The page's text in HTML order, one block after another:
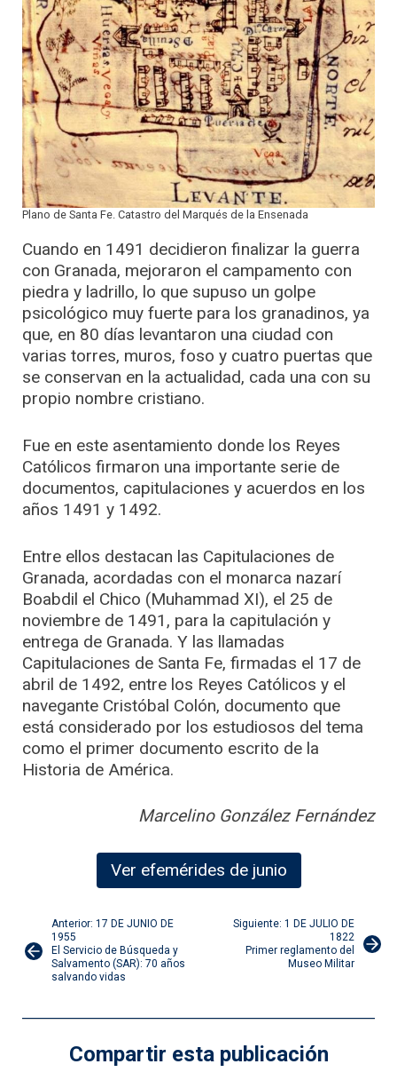
Plano de Santa Fe. Catastro del Marqués de la Ensenada
Cuando en 1491 decidieron finalizar la guerra
con Granada, mejoraron el campamento con
piedra y ladrillo, lo que supuso un golpe
psicológico muy fuerte para los granadinos, ya
que, en 80 días levantaron una ciudad con
varias torres, muros, foso y cuatro puertas que
se conservan en la actualidad, cada una con su
propio nombre cristiano.
Fue en este asentamiento donde los Reyes
Católicos firmaron una importante serie de
documentos, capitulaciones y acuerdos en los
años 1491 y 1492.
Entre ellos destacan las Capitulaciones de
Granada, acordadas con el monarca nazarí
Boabdil el Chico (Muhammad XI), el 25 de
noviembre de 1491, para la capitulación y
entrega de Granada. Y las llamadas
Capitulaciones de Santa Fe, firmadas el 17 de
abril de 1492, entre los Reyes Católicos y el
navegante Cristóbal Colón, documento que
está considerado por los estudiosos del tema
como el primer documento escrito de la
Historia de América.
Marcelino González Fernández
Ver efemérides de junio
Navegación
de
Anterior: 17 DE JUNIO DE
1955
El Servicio de Búsqueda y
Salvamento (SAR): 70 años
salvando vidas
Siguiente: 1 DE JULIO DE
1822
Primer reglamento del
Museo Militar
Compartir esta publicación